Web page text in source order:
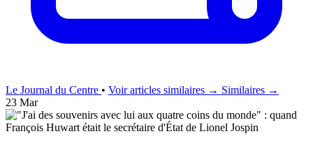
Le Journal du Centre • Voir articles similaires → Similaires →
23 Mar